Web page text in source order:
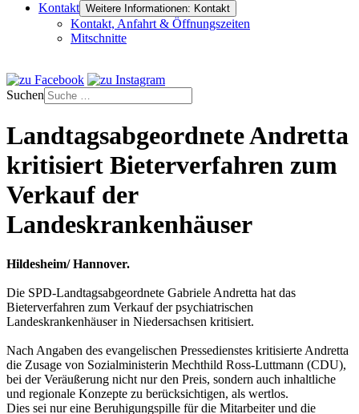
Kontakt Weitere Informationen: Kontakt
Kontakt, Anfahrt & Öffnungszeiten
Mitschnitte
Suchen
Landtagsabgeordnete Andretta
kritisiert Bieterverfahren zum
Verkauf der
Landeskrankenhäuser
Hildesheim/ Hannover.
Die SPD-Landtagsabgeordnete Gabriele Andretta hat das
Bieterverfahren zum Verkauf der psychiatrischen
Landeskrankenhäuser in Niedersachsen kritisiert.
Nach Angaben des evangelischen Pressedienstes kritisierte Andretta
die Zusage von Sozialministerin Mechthild Ross-Luttmann (CDU),
bei der Veräußerung nicht nur den Preis, sondern auch inhaltliche
und regionale Konzepte zu berücksichtigen, als wertlos.
Dies sei nur eine Beruhigungspille für die Mitarbeiter und die